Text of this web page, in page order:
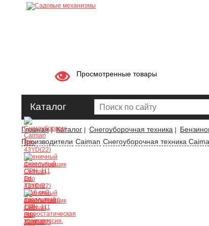
Просмотренные товары
Каталог
Главная|Каталог Снегоуборочная техника
Производители Caiman Снегоуборочная техника